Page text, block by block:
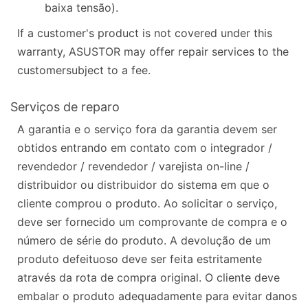
baixa tensão).
If a customer's product is not covered under this
warranty, ASUSTOR may offer repair services to the
customersubject to a fee.
Serviços de reparo
A garantia e o serviço fora da garantia devem ser
obtidos entrando em contato com o integrador /
revendedor / revendedor / varejista on-line /
distribuidor ou distribuidor do sistema em que o
cliente comprou o produto. Ao solicitar o serviço,
deve ser fornecido um comprovante de compra e o
número de série do produto. A devolução de um
produto defeituoso deve ser feita estritamente
através da rota de compra original. O cliente deve
embalar o produto adequadamente para evitar danos